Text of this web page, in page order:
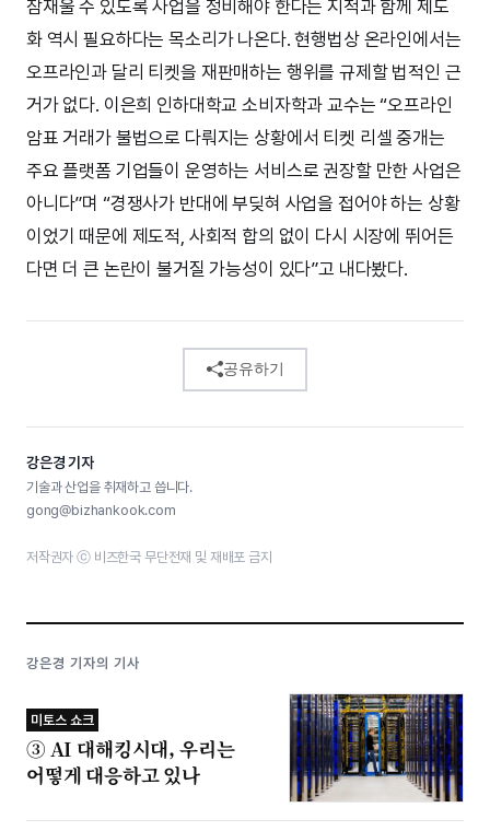
잠재울 수 있도록 사업을 정비해야 한다는 지적과 함께 제도
화 역시 필요하다는 목소리가 나온다. 현행법상 온라인에서는
오프라인과 달리 티켓을 재판매하는 행위를 규제할 법적인 근
거가 없다. 이은희 인하대학교 소비자학과 교수는 “오프라인
암표 거래가 불법으로 다뤄지는 상황에서 티켓 리셀 중개는
주요 플랫폼 기업들이 운영하는 서비스로 권장할 만한 사업은
아니다”며 “경쟁사가 반대에 부딪혀 사업을 접어야 하는 상황
이었기 때문에 제도적, 사회적 합의 없이 다시 시장에 뛰어든
다면 더 큰 논란이 불거질 가능성이 있다”고 내다봤다.
공유하기
강은경 기자
기술과 산업을 취재하고 씁니다.
gong@bizhankook.com
저작권자 ⓒ 비즈한국 무단전재 및 재배포 금지
강은경 기자의 기사
미토스 쇼크
③ AI 대해킹시대, 우리는
어떻게 대응하고 있나